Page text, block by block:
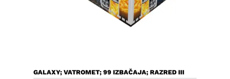
Dodaj U Košaricu
GALAXY; VATROMET; 99 IZBAČAJA; RAZRED III